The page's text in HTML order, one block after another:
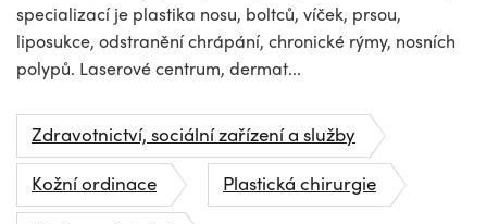
specializací je plastika nosu, boltců, víček, prsou,
liposukce, odstranění chrápání, chronické rýmy, nosních
polypů. Laserové centrum, dermat...
Zdravotnictví, sociální zařízení a služby
Kožní ordinace
Plastická chirurgie